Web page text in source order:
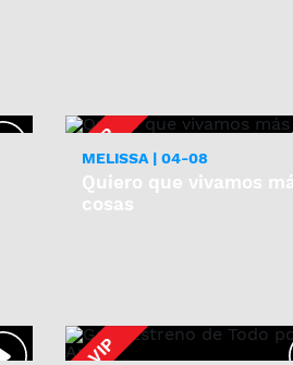
MELISSA | 04-08
Quiero que vivamos
cosas